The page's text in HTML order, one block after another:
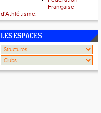
Française
d'Athlétisme.
LES ESPACES